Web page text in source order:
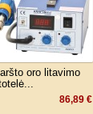
oro litavimo
86,89 €